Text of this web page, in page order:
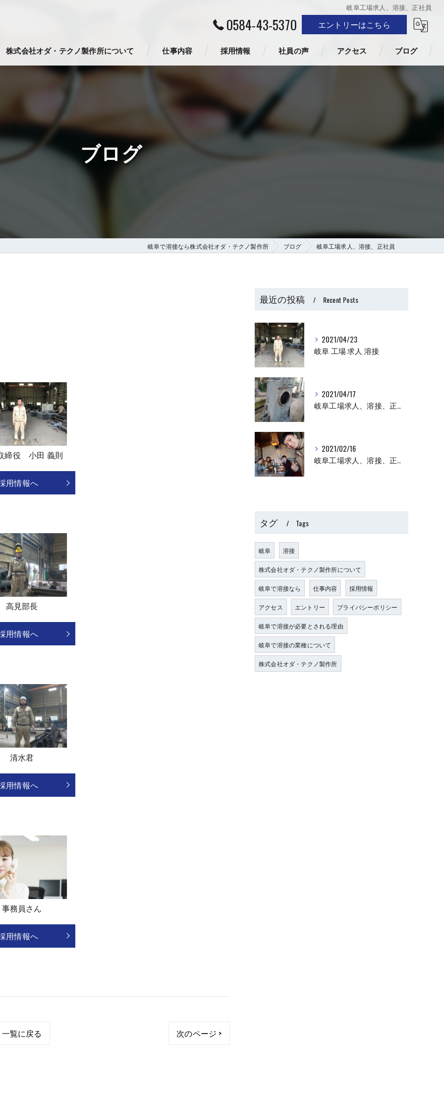
岐阜工場求人、溶接、正社員
0584-43-5370 エントリーはこちら
株式会社オダ・テクノ製作所について 仕事内容 採用情報 社員の声 アクセス ブログ
ブログ
岐阜で溶接なら株式会社オダ・テクノ製作所 ブログ 岐阜工場求人、溶接、正社員
締役 小田 義則
用情報へ
高見部長
用情報へ
清水君
用情報へ
事務員さん
用情報へ
一覧に戻る 次のページ >
最近の投稿 Recent Posts
2021/04/23
岐阜 工場 求人 溶接
2021/04/17
岐阜工場求人、溶接、正社員
2021/02/16
岐阜工場求人、溶接、正社員
タグ Tags
岐阜 溶接
株式会社オダ・テクノ製作所について
岐阜で溶接なら 仕事内容 採用情報
アクセス エントリー プライバシーポリシー
岐阜で溶接が必要とされる理由
岐阜で溶接の業種について
株式会社オダ・テクノ製作所